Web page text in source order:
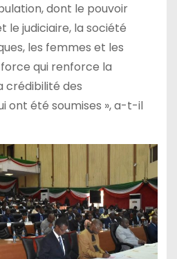
dont le pouvoir
le judiciaire, la société
les femmes et les
qui renforce la
crédibilité des
ont été soumises », a-t-il